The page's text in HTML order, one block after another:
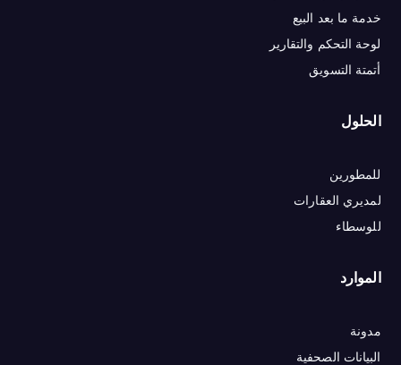
خدمة ما بعد البيع
لوحة التحكم والتقارير
أتمتة التسويق
الحلول
للمطورين
لمديري العقارات
للوسطاء
الموارد
مدونة
البيانات الصحفية